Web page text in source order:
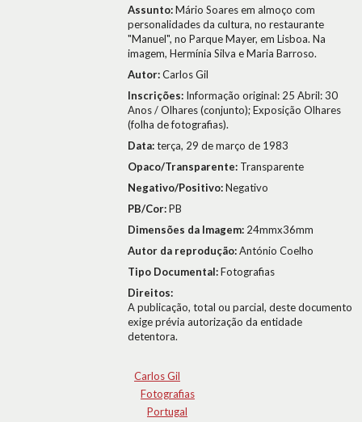
Assunto:Mário Soares em almoço com
personalidades da cultura, no restaurante
"Manuel", no Parque Mayer, em Lisboa. Na
imagem, Hermínia Silva e Maria Barroso.
Autor:Carlos Gil
Inscrições: Informação original: 25 Abril: 30
Anos / Olhares (conjunto); Exposição Olhares
(folha de fotografias).
Data:terça, 29 de março de 1983
Opaco/Transparente: Transparente
Negativo/Positivo:Negativo
PB/Cor:PB
Dimensões da Imagem: 24mmx36mm
Autor da reprodução:António Coelho
Tipo Documental:Fotografias
Direitos:
A publicação, total ou parcial, deste documento
exige prévia autorização da entidade
detentora.
Carlos Gil
Fotografias
Portugal